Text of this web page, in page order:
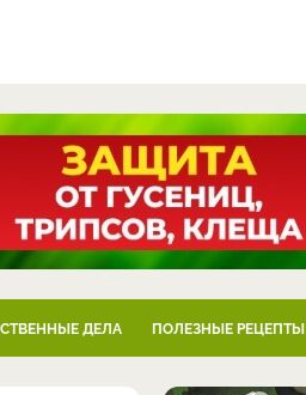
ДЕЛА ПОЛЕЗНЫЕ РЕЦЕПТЫ